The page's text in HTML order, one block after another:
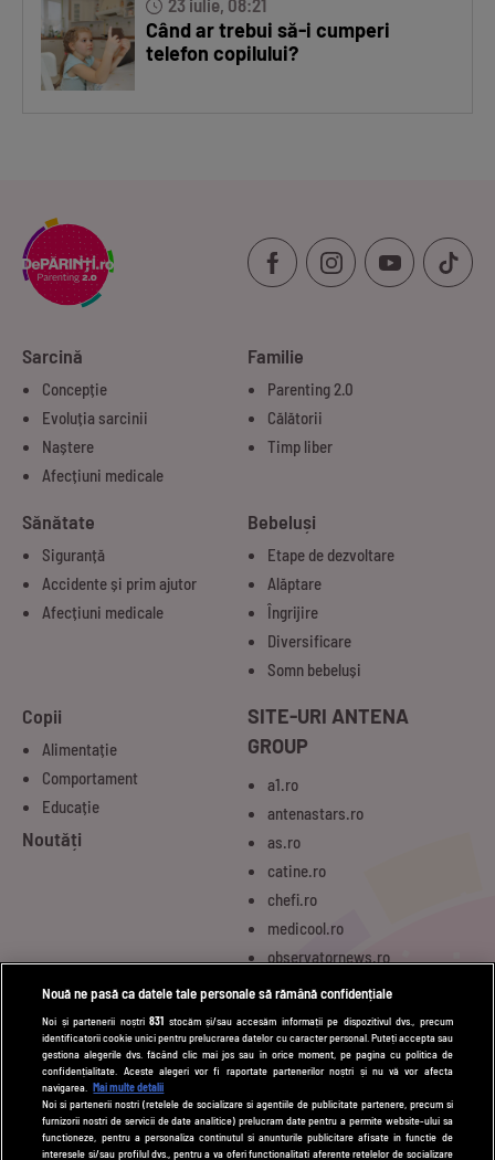
23 iulie, 08:21
Când ar trebui să-i cumperi
telefon copilului?
Sarcină
Concepție
Evoluția sarcinii
Naștere
Afecțiuni medicale
Familie
Parenting 2.0
Călătorii
Timp liber
Sănătate
Siguranță
Accidente și prim ajutor
Afecțiuni medicale
Bebeluși
Etape de dezvoltare
Alăptare
Îngrijire
Diversificare
Somn bebeluși
Copii
Alimentație
Comportament
Educație
Noutăți
SITE-URI ANTENA
GROUP
a1.ro
antenastars.ro
as.ro
catine.ro
chefi.ro
medicool.ro
observatornews.ro
spynews.ro
tvhappy.ro
useit.ro
zutv.ro
Trends AntenaPLAY
AntenaPLAY
Nouă ne pasă ca datele tale personale să rămână confidențiale
Noi și partenerii noștri831 stocăm și/sau accesăm informații pe dispozitivul dvs., precum
identificatorii cookie unici pentru prelucrarea datelor cu caracter personal. Puteți accepta sau
gestiona alegerile dvs. făcând clic mai jos sau în orice moment, pe pagina cu politica de
confidențialitate. Aceste alegeri vor fi raportate partenerilor noștri și nu vă vor afecta
navigarea.
Mai multe detalii
Noi si partenerii nostri (retelele de socializare si agentiile de publicitate partenere, precum si
furnizorii nostri de servicii de date analitice) prelucram date pentru a permite website-ului sa
functioneze, pentru a personaliza continutul si anunturile publicitare afisate in functie de
interesele si/sau profilul dvs., pentru a va oferi functionalitati aferente retelelor de socializare